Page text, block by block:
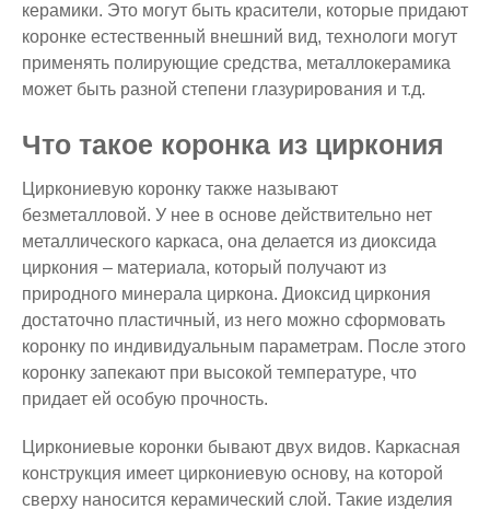
керамики. Это могут быть красители, которые придают
коронке естественный внешний вид, технологи могут
применять полирующие средства, металлокерамика
может быть разной степени глазурирования и т.д.
Что такое коронка из циркония
Циркониевую коронку также называют
безметалловой. У нее в основе действительно нет
металлического каркаса, она делается из диоксида
циркония – материала, который получают из
природного минерала циркона. Диоксид циркония
достаточно пластичный, из него можно сформовать
коронку по индивидуальным параметрам. После этого
коронку запекают при высокой температуре, что
придает ей особую прочность.
Циркониевые коронки бывают двух видов. Каркасная
конструкция имеет циркониевую основу, на которой
сверху наносится керамический слой. Такие изделия